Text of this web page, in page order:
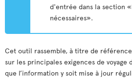
d'entrée dans la section
nécessaires».
Cet outil rassemble, à titre de
sur les principales exigences de voyage
que l’information y soit mise à jour